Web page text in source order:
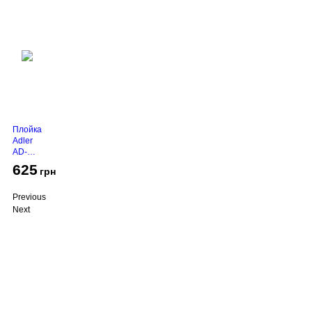
Плойка
Adler
AD-
625 грн
Previous
Next